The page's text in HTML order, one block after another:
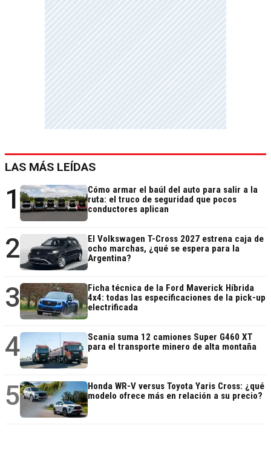
LAS MÁS LEÍDAS
1
Cómo armar el baúl del auto para salir a la
ruta: el truco de seguridad que pocos
conductores aplican
2
El Volkswagen T-Cross 2027 estrena caja de
ocho marchas, ¿qué se espera para la
Argentina?
3
Ficha técnica de la Ford Maverick Híbrida
4x4: todas las especificaciones de la pick-up
electrificada
4
Scania suma 12 camiones Super G460 XT
para el transporte minero de alta montaña
5
Honda WR-V versus Toyota Yaris Cross: ¿qué
modelo ofrece más en relación a su precio?